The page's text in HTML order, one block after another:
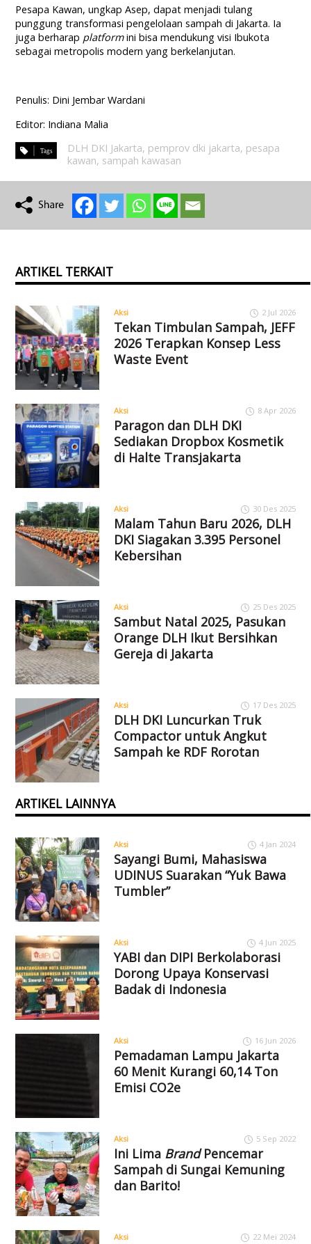
Pesapa Kawan, ungkap Asep, dapat menjadi tulang
punggung transformasi pengelolaan sampah di Jakarta. Ia
juga berharap platformini bisa mendukung visi Ibukota
sebagai metropolis modern yang berkelanjutan.
Penulis: Dini Jembar Wardani
Editor: Indiana Malia
DLH DKI Jakarta, pemprov dki jakarta, pesapa
kawan, sampah kawasan
ARTIKEL TERKAIT
Aksi 2 Jul 2026
Tekan Timbulan Sampah, JEFF
2026 Terapkan Konsep Less
Waste Event
Aksi 8 Apr 2026
Paragon dan DLH DKI
Sediakan Dropbox Kosmetik
di Halte Transjakarta
Aksi 30 Des 2025
Malam Tahun Baru 2026, DLH
DKI Siagakan 3.395 Personel
Kebersihan
Aksi 25 Des 2025
Sambut Natal 2025, Pasukan
Orange DLH Ikut Bersihkan
Gereja di Jakarta
Aksi 17 Des 2025
DLH DKI Luncurkan Truk
Compactor untuk Angkut
Sampah ke RDF Rorotan
ARTIKEL LAINNYA
Aksi 4 Jan 2024
Sayangi Bumi, Mahasiswa
UDINUS Suarakan “Yuk Bawa
Tumbler”
Aksi 4 Jun 2025
YABI dan DIPI Berkolaborasi
Dorong Upaya Konservasi
Badak di Indonesia
Aksi 16 Jun 2026
Pemadaman Lampu Jakarta
60 Menit Kurangi 60,14 Ton
Emisi CO2e
Aksi 5 Sep 2022
Ini Lima BrandPencemar
Sampah di Sungai Kemuning
dan Barito!
Aksi 22 Mei 2024